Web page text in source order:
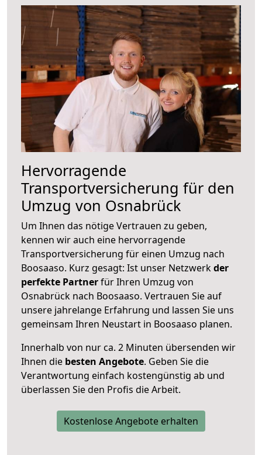
Hervorragende
Transportversicherung für den
Umzug von Osnabrück
Um Ihnen das nötige Vertrauen zu geben,
kennen wir auch eine hervorragende
Transportversicherung für einen Umzug nach
Boosaaso. Kurz gesagt: Ist unser Netzwerkder
perfekte Partnerfür Ihren Umzug von
Osnabrück nach Boosaaso. Vertrauen Sie auf
unsere jahrelange Erfahrung und lassen Sie uns
gemeinsam Ihren Neustart in Boosaaso planen.
Innerhalb von nur ca. 2 Minuten übersenden wir
Ihnen die besten Angebote. Geben Sie die
Verantwortung einfach kostengünstig ab und
überlassen Sie den Profis die Arbeit.
Kostenlose Angebote erhalten